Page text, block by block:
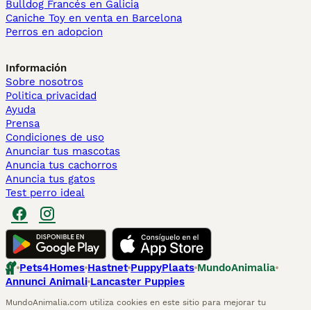
Bulldog Francés en Galicia
Caniche Toy en venta en Barcelona
Perros en adopcion
Información
Sobre nosotros
Politica privacidad
Ayuda
Prensa
Condiciones de uso
Anunciar tus mascotas
Anuncia tus cachorros
Anuncia tus gatos
Test perro ideal
Pets4Homes Hastnet PuppyPlaats MundoAnimalia
Annunci Animali Lancaster Puppies
MundoAnimalia.com utiliza cookies en este sitio para mejorar tu